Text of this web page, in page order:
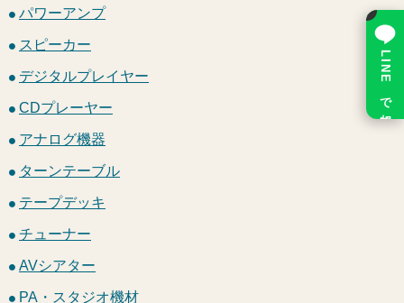
パワーアンプ
スピーカー
デジタルプレイヤー
CDプレーヤー
アナログ機器
ターンテーブル
テープデッキ
チューナー
AVシアター
PA・スタジオ機材
LINE で相談
×